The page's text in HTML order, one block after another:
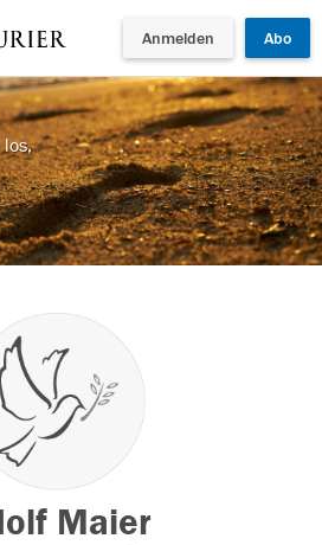
Anmelden Abo
los,
Maier